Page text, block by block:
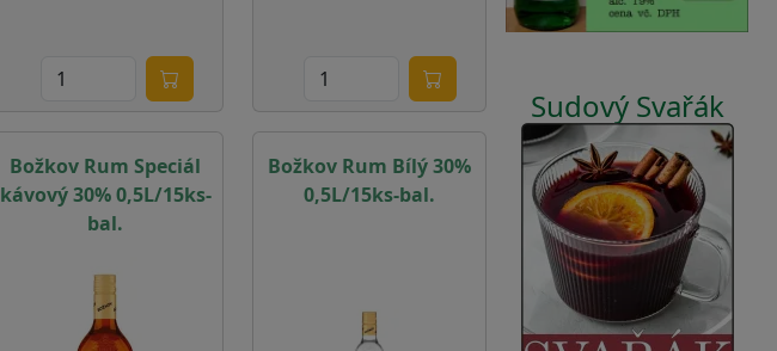
Božkov Rum Speciál
kávový 30% 0,5L/15ks-
bal.
Božkov Rum Bílý 30%
0,5L/15ks-bal.
Sudový Svařák